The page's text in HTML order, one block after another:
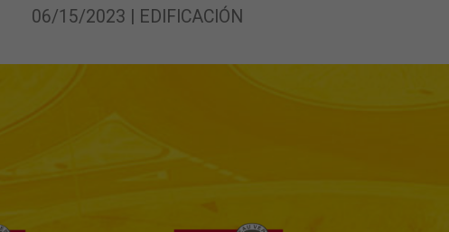
06/15/2023 | EDIFICACIÓN